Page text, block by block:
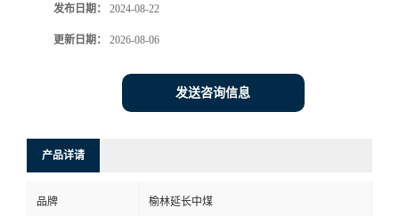
发布日期： 2024-08-22
更新日期： 2026-08-06
发送咨询信息
产品详请
品牌 榆林延长中煤